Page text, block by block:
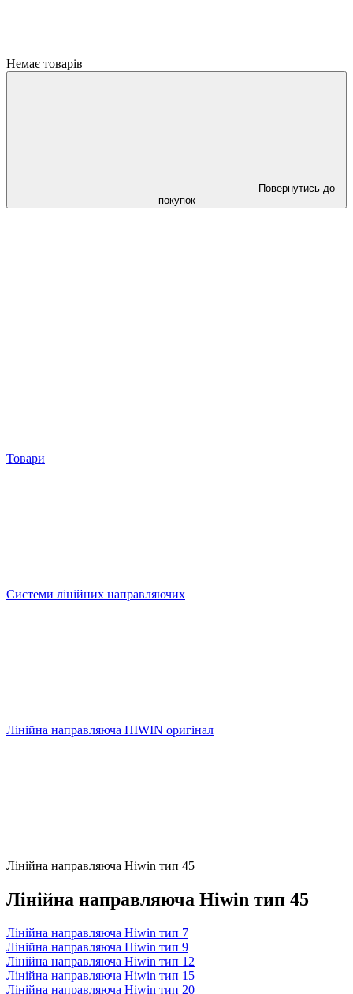
Немає товарів
Повернутись до
покупок
Товари
Системи лінійних направляючих
Лінійна направляюча HIWIN оригінал
Лінійна направляюча Hiwin тип 45
Лінійна направляюча Hiwin тип 45
Лінійна направляюча Hiwin тип 7
Лінійна направляюча Hiwin тип 9
Лінійна направляюча Hiwin тип 12
Лінійна направляюча Hiwin тип 15
Лінійна направляюча Hiwin тип 20